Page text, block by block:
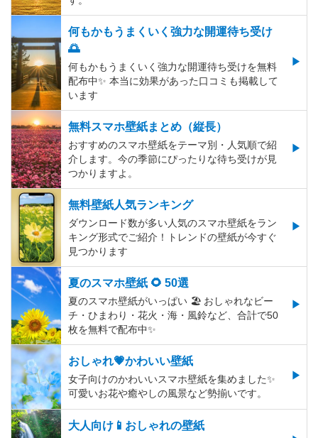
何もかもうまくいく強力な開運待ち受け
🌅
何もかもうまくいく強力な開運待ち受けを無料
配布中✨️ 本当に効果があった口コミも掲載して
います
無料スマホ壁紙まとめ（縦長）
おすすめのスマホ壁紙をテーマ別・人気順で紹
介します。今の季節にぴったりな待ち受けが見
つかりますよ。
無料壁紙人気ランキング
ダウンロード数が多い人気のスマホ壁紙をラン
キング形式でご紹介！トレンドの壁紙が今すぐ
見つかります
夏のスマホ壁紙 🌻 50選
夏のスマホ壁紙がいっぱい 🏖 おしゃれなビー
チ・ひまわり・花火・海・風鈴など、合計で50
枚を無料で配布中✨
おしゃれ💗かわいい壁紙
女子向けのかわいいスマホ壁紙を集めました✨
可愛いお花や癒やしの風景など勢揃いです。
大人向け📱おしゃれの壁紙